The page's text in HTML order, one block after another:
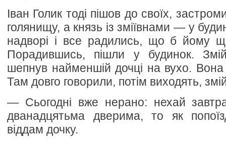
Іван Голик тоді пішов до своїх,
голянищу, а князь із зміївнами — у
надворі і все радились, що б йому
Порадившись, пішли у будинок.
шепнув найменшій дочці на вухо.
Там довго говорили, потім виходять,
— Сьогодні вже нерано: нехай
дванадцятьма дверима, то як
віддам дочку.